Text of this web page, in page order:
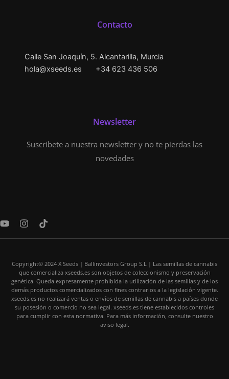
Contacto
Calle San Joaquín, 5. Alcantarilla, Murcia
hola@xseeds.es
+34 623 436 506
Newsletter
Suscríbete a nuestra newsletter y no te pierdas las
novedades
Y
u
I
s
g
r
a
m
T
k
o
k
Copyright© 2024 X Seeds | Ballinvestors Group S.L | Las semillas de cannabis
que comercializa xseeds.es son objetos de coleccionismo y preservación
genética. Queda expresamente prohibida la utilización de las semillas y de los
demás productos comercializados con fines contrarios a la legislación vigente.
xseeds.es no realizará ventas o envíos de semillas de cannabis a países donde
su posesión o comercio no sea legal. xseeds.es tiene establecidos controles
para cumplir con esta normativa. Para más información, consulte nuestro
aviso legal.